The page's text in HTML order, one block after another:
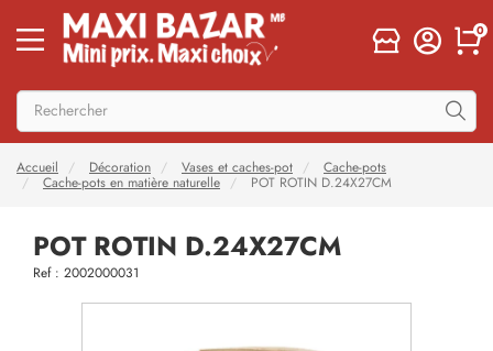
0
Accueil Décoration Vases et caches-pot
Cache-pots
Cache-pots en matière naturelle
POT ROTIN D.24X27CM
POT ROTIN D.24X27CM
Ref : 2002000031